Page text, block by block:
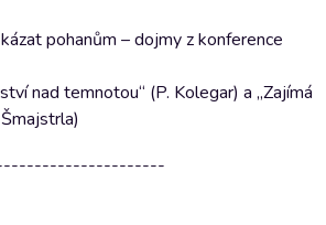
pohanům – dojmy z konference
nad temnotou“ (P. Kolegar) a „Zajímá